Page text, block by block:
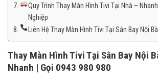
Quy Trình Thay Màn Hình Tivi Tại Nhà –
Nghiệp
Liên Hệ Thay Màn Hình Tivi Tại Sân Bay Nội
Thay Màn Hình Tivi Tại Sân Bay Nội
Nhanh | Gọi 0943 980 980